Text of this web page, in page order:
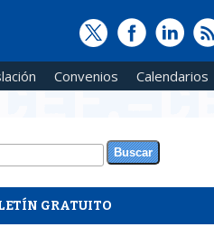
Convenios Calendarios
de búsqueda
GRATUITO